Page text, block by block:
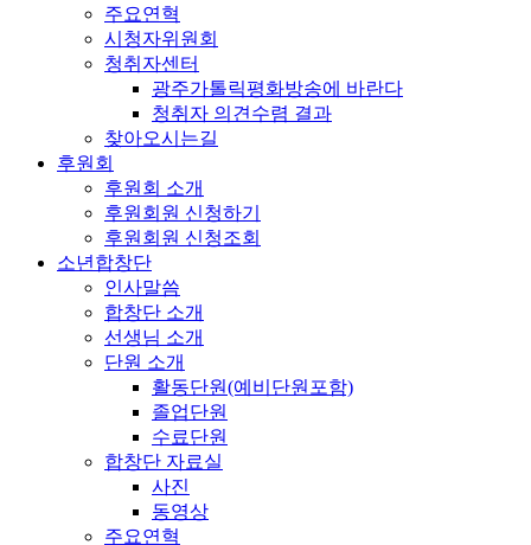
주요연혁
시청자위원회
청취자센터
광주가톨릭평화방송에 바란다
청취자 의견수렴 결과
찾아오시는길
후원회
후원회 소개
후원회원 신청하기
후원회원 신청조회
소년합창단
인사말씀
합창단 소개
선생님 소개
단원 소개
활동단원(예비단원포함)
졸업단원
수료단원
합창단 자료실
사진
동영상
주요연혁